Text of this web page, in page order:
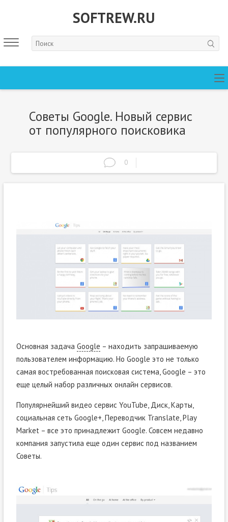
SOFTREW.RU
Советы Google. Новый сервис
от популярного поисковика
0
Основная задача Google – находить запрашиваемую
пользователем информацию. Но Google это не только
самая востребованная поисковая система, Google – это
еще целый набор различных онлайн сервисов.
Популярнейший видео сервис YouTube, Диск, Карты,
социальная сеть Google+, Переводчик Translate, Play
Market – все это принадлежит Google. Совсем недавно
компания запустила еще один сервис под названием
Советы.